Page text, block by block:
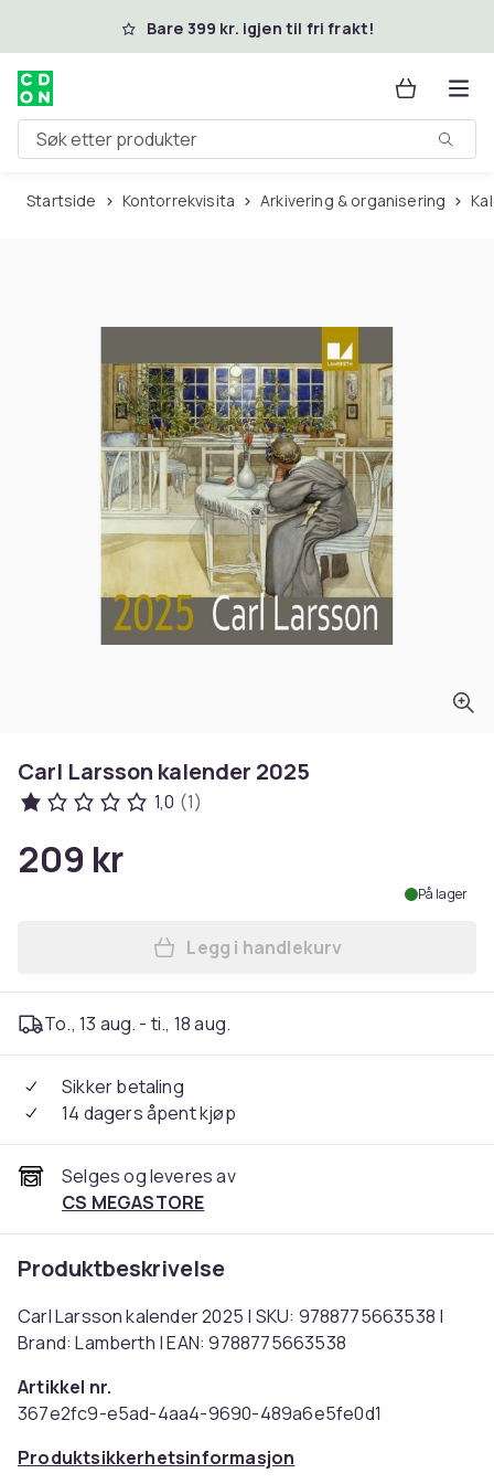
Hopp til hovedinnholdBare 399 kr. igjen til fri frakt!
Søk etter produkter
Startside Kontorrekvisita Arkivering & organisering
Carl Larsson kalender 2025
1,0 (1)
209 kr
På lager
Legg Carl Larsson
Legg i handlekurv
To., 13 aug. - ti., 18 aug.
Sikker betaling
14 dagers åpent kjøp
Selges og leveres av
CS MEGASTORE
Produktbeskrivelse
Carl Larsson kalender 2025 | SKU: 9788775663538 |
Brand: Lamberth | EAN: 9788775663538
Artikkel nr.
367e2fc9-e5ad-4aa4-9690-489a6e5fe0d1
Produktsikkerhetsinformasjon